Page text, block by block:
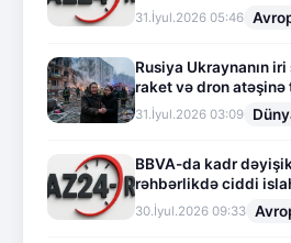
31.İyul.2026 05:46
Rusiya Ukraynanın
raket və dron atəşinə
31.İyul.2026 03:09
BBVA-da kadr
rəhbərlikdə ciddi
30.İyul.2026 09:33